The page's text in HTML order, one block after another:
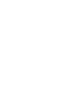
Tincturi si